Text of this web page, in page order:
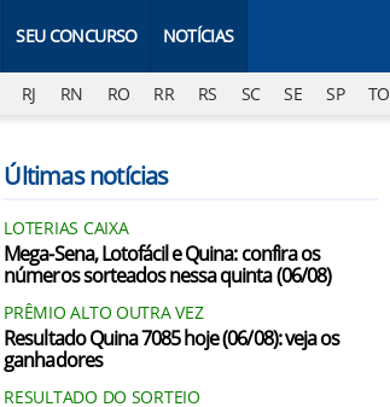
SEU CONCURSO NOTÍCIAS
RJ RN RO RR RS SC SE SP TO
Últimas notícias
LOTERIAS CAIXA
Mega-Sena, Lotofácil e Quina: confira os
números sorteados nessa quinta (06/08)
PRÊMIO ALTO OUTRA VEZ
Resultado Quina 7085 hoje (06/08): veja os
ganhadores
RESULTADO DO SORTEIO